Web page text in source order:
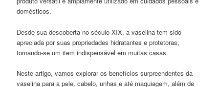
domésticos.
Desde sua descoberta no século XIX, a vaselina tem sido
apreciada por suas propriedades hidratantes e protetoras,
tornando-se um item indispensável em muitas casas.
Neste artigo, vamos explorar os benefícios surpreendentes da
vaselina para a pele, cabelo, unhas e até maquiagem, além de